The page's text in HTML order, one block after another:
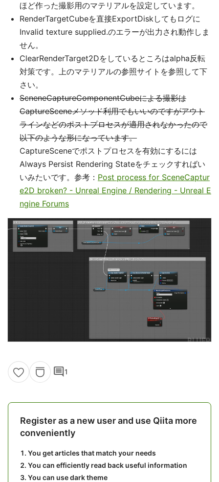
ほど作った撮影用のマテリアルを設定しています。
RenderTargetCubeを直接ExportDiskしてもログに
Invalid texture supplied.のエラーが出力され動作しま
せん。
ClearRenderTarget2Dをしているところはalpha反転
対策です。上のマテリアルの参照サイトを参照して下
さい。
ScneneCaptureComponentCubeによる撮影は
CaptureSceneメソッド利用でもいいのですがアウト
ラインなどのポストプロセスが適用されなかったので
以下のような形になっています。
CaptureSceneでポストプロセスを有効にするには
Always Persist Rendering Stateをチェックすればい
いみたいです。参考： Post process for SceneCaptur
e2D broken? - Unreal Engine / Rendering - Unreal E
ngine Forums
comment1
Register as a new user and use Qiita more
conveniently
You get articles that match your needs
You can efficiently read back useful information
You can use dark theme